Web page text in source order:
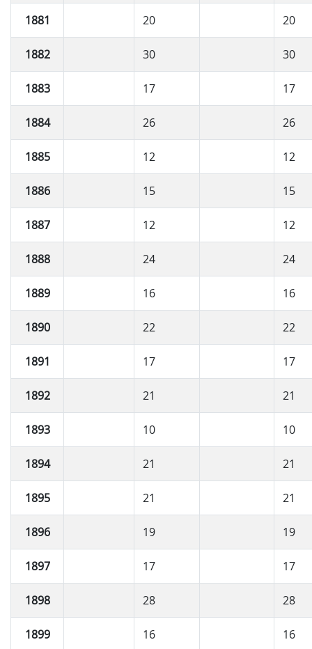
1881 20 20
1882 30 30
1883 17 17
1884 26 26
1885 12 12
1886 15 15
1887 12 12
1888 24 24
1889 16 16
1890 22 22
1891 17 17
1892 21 21
1893 10 10
1894 21 21
1895 21 21
1896 19 19
1897 17 17
1898 28 28
1899 16 16